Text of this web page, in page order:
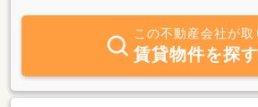
この不動産会社が取
賃貸物件を探す